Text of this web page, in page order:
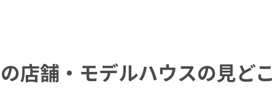
店舗・ モデルハウスの見ど